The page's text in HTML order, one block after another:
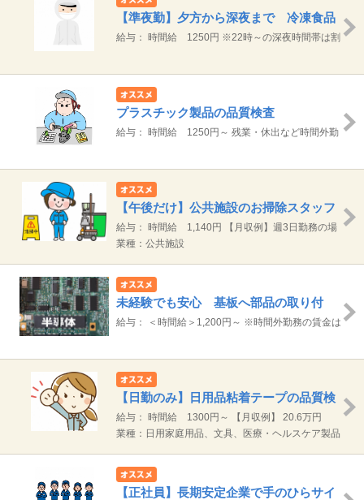
【準夜勤】夕方から深夜まで 冷凍食品
の製造ライン作業
給与： 時間給 1250円 ※22時～の深夜時間帯は割
プラスチック製品の品質検査
給与： 時間給 1250円～ 残業・休出など時間外勤
【午後だけ】公共施設のお掃除スタッフ
給与： 時間給 1,140円 【月収例】週3日勤務の場
合 75,240円（5時間30分×1,140円×12日/月
業種：公共施設
未経験でも安心 基板へ部品の取り付
け、検査などのお仕事
給与： ＜時間給＞1,200円～ ※時間外勤務の賃金は
【日勤のみ】日用品粘着テープの品質検
査業務 土日休み
給与： 時間給 1300円～ 【月収例】 20.6万円
（1300円×7.92H）×20日
業種：日用家庭用品、文具、医療・ヘルスケア製品
運営
【正社員】長期安定企業で手のひらサイ